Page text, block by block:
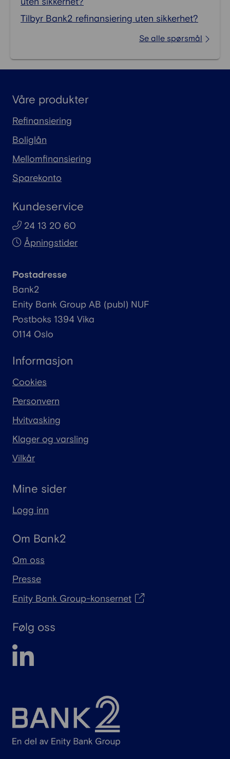
Tilbyr Bank2 refinansiering uten sikkerhet?
Se alle spørsmål
Våre produkter
Refinansiering
Boliglån
Mellomfinansiering
Sparekonto
Kundeservice
24 13 20 60
Åpningstider
Postadresse
Bank2
Enity Bank Group AB (publ) NUF
Postboks 1394 Vika
0114 Oslo
Informasjon
Cookies
Personvern
Hvitvasking
Klager og varsling
Vilkår
Mine sider
Logg inn
Om Bank2
Om oss
Presse
Enity Bank Group-konsernet
Følg oss